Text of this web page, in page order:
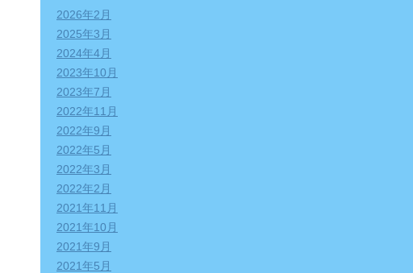
2026年2月
2025年3月
2024年4月
2023年10月
2023年7月
2022年11月
2022年9月
2022年5月
2022年3月
2022年2月
2021年11月
2021年10月
2021年9月
2021年5月